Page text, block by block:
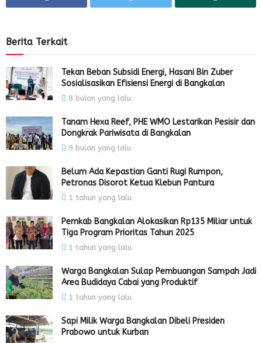
Berita Terkait
Tekan Beban Subsidi Energi, Hasani Bin Zuber
Sosialisasikan Efisiensi Energi di Bangkalan
8 bulan yang lalu
Tanam Hexa Reef, PHE WMO Lestarikan Pesisir dan
Dongkrak Pariwisata di Bangkalan
9 bulan yang lalu
Belum Ada Kepastian Ganti Rugi Rumpon,
Petronas Disorot Ketua Klebun Pantura
1 tahun yang lalu
Pemkab Bangkalan Alokasikan Rp135 Miliar untuk
Tiga Program Prioritas Tahun 2025
1 tahun yang lalu
Warga Bangkalan Sulap Pembuangan Sampah Jadi
Area Budidaya Cabai yang Produktif
1 tahun yang lalu
Sapi Milik Warga Bangkalan Dibeli Presiden
Prabowo untuk Kurban